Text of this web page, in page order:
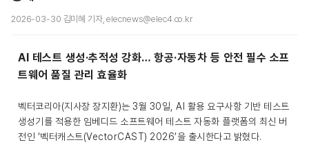
2026-03-30 김미혜 기자, elecnews@elec4.co.kr
AI 테스트 생성·추적성 강화… 항공·자동차 등 안전 필수 소프
트웨어 품질 관리 효율화
벡터코리아(지사장 장지환)는 3월 30일, AI 활용 요구사항 기반 테스트
생성기를 적용한 임베디드 소프트웨어 테스트 자동화 플랫폼의 최신 버
전인 ‘벡터캐스트(VectorCAST) 2026’을 출시한다고 밝혔다.